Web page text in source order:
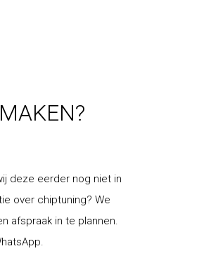
deze eerder nog niet in
over chiptuning? We
afspraak in te plannen.